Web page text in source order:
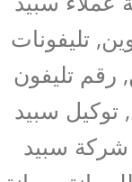
تليفونات
رقم تليفون
توكيل سبيد
شركة سبيد